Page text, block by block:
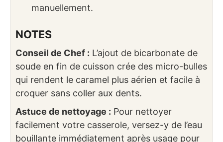
manuellement.
NOTES
Conseil de Chef : L’ajout de bicarbonate de
soude en fin de cuisson crée des micro-bulles
qui rendent le caramel plus aérien et facile à
croquer sans coller aux dents.
Astuce de nettoyage : Pour nettoyer
facilement votre casserole, versez-y de l’eau
bouillante immédiatement après usage pour